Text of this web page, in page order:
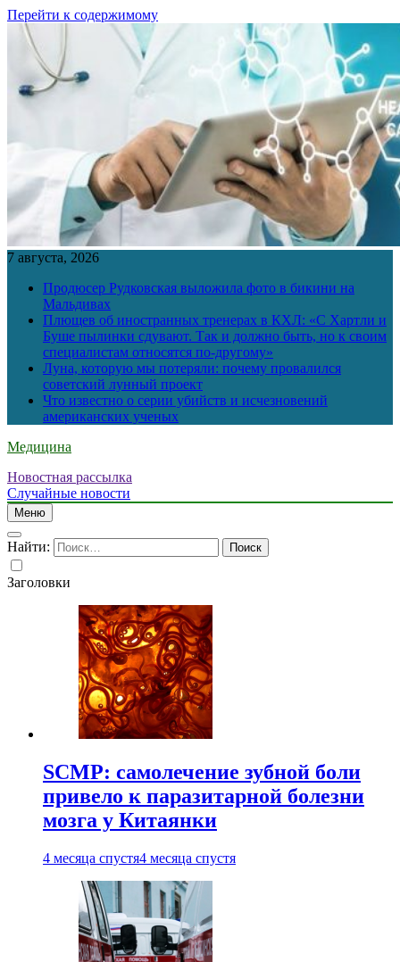
Перейти к содержимому
7 августа, 2026
Продюсер Рудковская выложила фото в бикини на
Мальдивах
Плющев об иностранных тренерах в КХЛ: «С Хартли и
Буше пылинки сдувают. Так и должно быть, но к своим
специалистам относятся по-другому»
Луна, которую мы потеряли: почему провалился
советский лунный проект
Что известно о серии убийств и исчезновений
американских ученых
Медицина
Новостная рассылка
Случайные новости
Меню
Найти:
Заголовки
SCMP: самолечение зубной боли
привело к паразитарной болезни
мозга у Китаянки
4 месяца спустя4 месяца спустя